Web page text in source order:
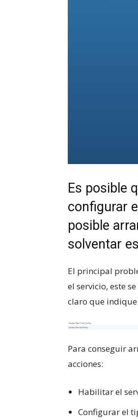
Es posible
configurar
posible
solventar
El principal
el servicio, este
claro que
Para conseguir
acciones:
Habilitar el
Configurar el